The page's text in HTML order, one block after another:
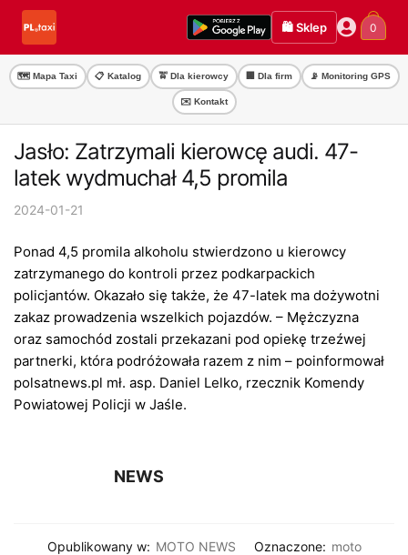
Przejdź
nawigacji
Przejdź
treści
🛍️ Sklep 0
🗺️ Mapa Taxi 📋 Katalog 🚖 Dla kierowcy 🏢 Dla firm 📡 Monitoring GPS
✉️ Kontakt
Jasło: Zatrzymali kierowcę audi. 47-
latek wydmuchał 4,5 promila
2024-01-21
Ponad 4,5 promila alkoholu stwierdzono u kierowcy
zatrzymanego do kontroli przez podkarpackich
policjantów. Okazało się także, że 47-latek ma dożywotni
zakaz prowadzenia wszelkich pojazdów. – Mężczyzna
oraz samochód zostali przekazani pod opiekę trzeźwej
partnerki, która podróżowała razem z nim – poinformował
polsatnews.pl mł. asp. Daniel Lelko, rzecznik Komendy
Powiatowej Policji w Jaśle.
NEWS
Opublikowany w: MOTO NEWS Oznaczone: moto